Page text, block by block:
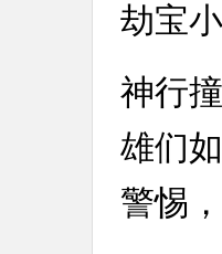
劫宝
神行
雄们
警惕